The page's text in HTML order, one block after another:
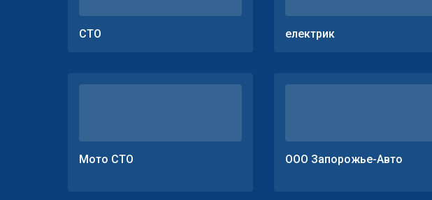
СТО електрик
Мото СТО ООО Запорожье-Авто